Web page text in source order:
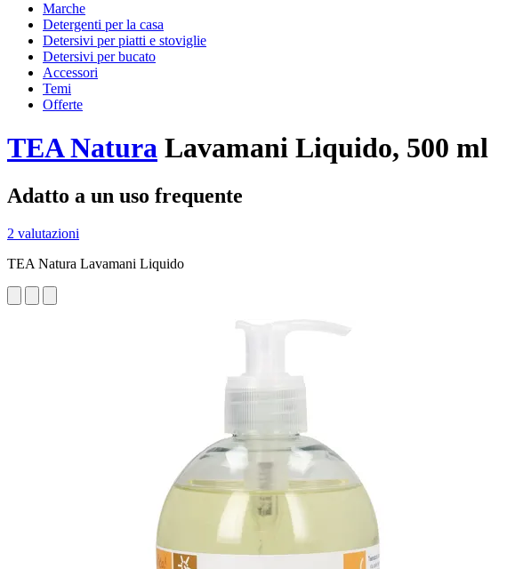
Marche
Detergenti per la casa
Detersivi per piatti e stoviglie
Detersivi per bucato
Accessori
Temi
Offerte
TEA Natura Lavamani Liquido, 500 ml
Adatto a un uso frequente
2 valutazioni
TEA Natura Lavamani Liquido